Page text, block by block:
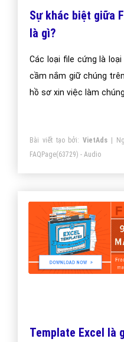
Sự khác biệt giữa
là gì?
Các loại file cứng là
cầm nắm giữ chúng
hồ sơ xin việc làm
Bài viết tạo bởi:VietAds |
FAQPage(63729) - Audio
Template Excel là